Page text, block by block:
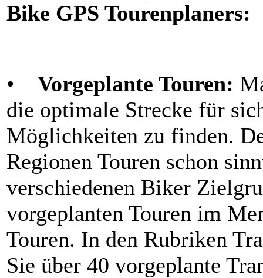
Bike GPS Tourenplaners:
• Vorgeplante Touren:
die optimale Strecke für
Möglichkeiten zu finden.
Regionen Touren schon
verschiedenen Biker
vorgeplanten Touren im
Touren. In den Rubriken
Sie über 40 vorgeplante